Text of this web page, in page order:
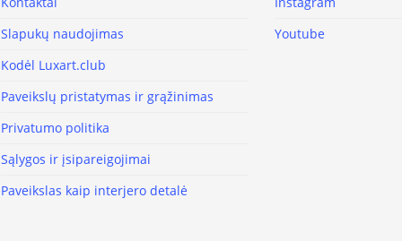
Slapukų naudojimas
Kodėl Luxart.club
Paveikslų pristatymas ir grąžinimas
Privatumo politika
Sąlygos ir įsipareigojimai
Paveikslas kaip interjero detalė
Youtube